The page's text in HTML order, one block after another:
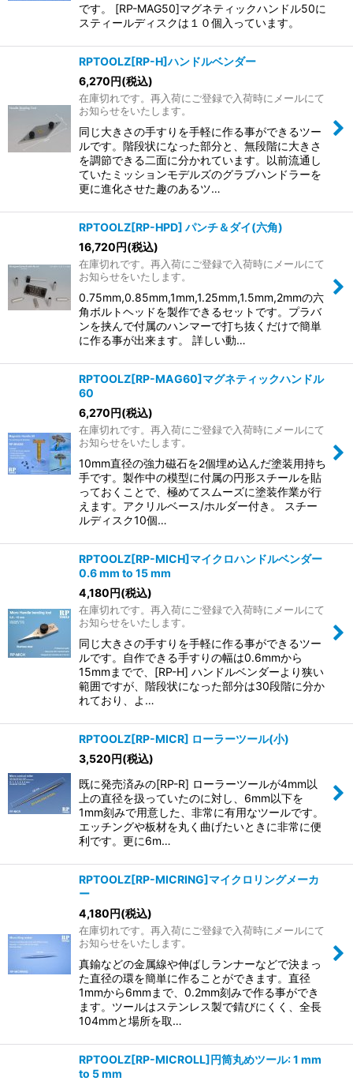
です。 [RP-MAG50]マグネティックハンドル50に
スティールディスクは１０個入っています。
RPTOOLZ[RP-H]ハンドルベンダー
6,270円(税込)
在庫切れです。再入荷にご登録で入荷時にメールにて
お知らせをいたします。
同じ大きさの手すりを手軽に作る事ができるツー
ルです。階段状になった部分と、無段階に大きさ
を調節できる二面に分かれています。以前流通し
ていたミッションモデルズのグラブハンドラーを
更に進化させた趣のあるツ…
RPTOOLZ[RP-HPD] パンチ＆ダイ(六角)
16,720円(税込)
在庫切れです。再入荷にご登録で入荷時にメールにて
お知らせをいたします。
0.75mm,0.85mm,1mm,1.25mm,1.5mm,2mmの六
角ボルトヘッドを製作できるセットです。プラバ
ンを挟んで付属のハンマーで打ち抜くだけで簡単
に作る事が出来ます。 詳しい動…
RPTOOLZ[RP-MAG60]マグネティックハンドル
60
6,270円(税込)
在庫切れです。再入荷にご登録で入荷時にメールにて
お知らせをいたします。
10mm直径の強力磁石を2個埋め込んだ塗装用持ち
手です。製作中の模型に付属の円形スチールを貼
っておくことで、極めてスムーズに塗装作業が行
えます。アクリルベース/ホルダー付き。 スチー
ルディスク10個…
RPTOOLZ[RP-MICH]マイクロハンドルベンダー
0.6 mm to 15 mm
4,180円(税込)
在庫切れです。再入荷にご登録で入荷時にメールにて
お知らせをいたします。
同じ大きさの手すりを手軽に作る事ができるツー
ルです。自作できる手すりの幅は0.6mmから
15mmまでで、[RP-H] ハンドルベンダーより狭い
範囲ですが、階段状になった部分は30段階に分か
れており、よ…
RPTOOLZ[RP-MICR] ローラーツール(小)
3,520円(税込)
既に発売済みの[RP-R] ローラーツールが4mm以
上の直径を扱っていたのに対し、6mm以下を
1mm刻みで用意した、非常に有用なツールです。
エッチングや板材を丸く曲げたいときに非常に便
利です。更に6m…
RPTOOLZ[RP-MICRING]マイクロリングメーカ
ー
4,180円(税込)
在庫切れです。再入荷にご登録で入荷時にメールにて
お知らせをいたします。
真鍮などの金属線や伸ばしランナーなどで決まっ
た直径の環を簡単に作ることができます。直径
1mmから6mmまで、0.2mm刻みで作る事ができ
ます。ツールはステンレス製で錆びにくく、全長
104mmと場所を取…
RPTOOLZ[RP-MICROLL]円筒丸めツール: 1 mm
to 5 mm